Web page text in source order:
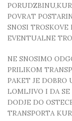
POVRAT
SNOSI
EVENTUALNE
NE SNOSIMO
PRILIKOM
PAKET JE DOBRO
LOMLJIVO I DA
DODJE DO
TRANSPORTA